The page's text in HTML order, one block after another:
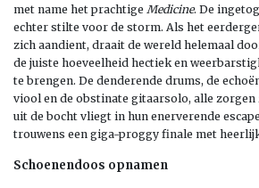
met name het prachtige Medicine. De
echter stilte voor de storm. Als het
zich aandient, draait de wereld helemaal
de juiste hoeveelheid hectiek en
te brengen. De denderende drums, de
viool en de obstinate gitaarsolo, alle zorgen
uit de bocht vliegt in hun enerverende
trouwens een giga-proggy finale met
Schoenendoos opnamen